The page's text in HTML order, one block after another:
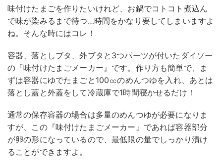
味付けたまごを作りたいけれど、お鍋でコトコト煮込ん
で味が染みるまで待つ…時間をかなり要してしまいますよ
ね。そんな時にはコレ！
容器、落としブタ、外ブタと3つパーツが付いたダイソー
の『味付けたまごメーカー』です。作り方も簡単で、ま
ずは容器にゆでたまごと100㏄のめんつゆを入れ、あとは
落とし蓋と外蓋をして冷蔵庫で1時間寝かせるだけ！
通常の保存容器の場合は多量のめんつゆが必要になりま
すが、この『味付けたまごメーカー』であれば容器部分
が卵の形になっているので、最低限の量でしっかり漬け
ることができますよ。